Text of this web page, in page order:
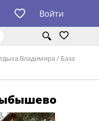
Войти
Владимира / База